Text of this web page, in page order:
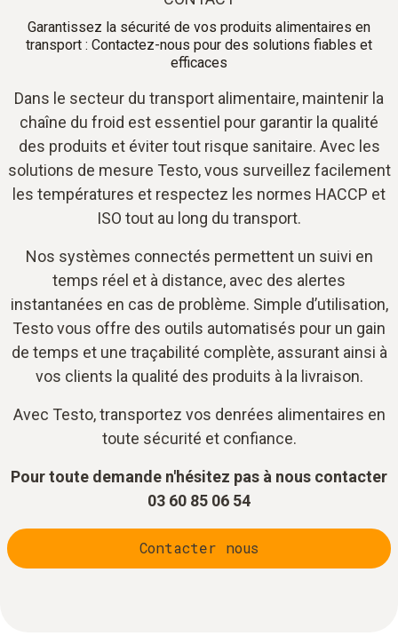
Garantissez la sécurité de vos produits alimentaires en
transport : Contactez-nous pour des solutions fiables et
efficaces
Dans le secteur du transport alimentaire, maintenir la
chaîne du froid est essentiel pour garantir la qualité
des produits et éviter tout risque sanitaire. Avec les
solutions de mesure Testo, vous surveillez facilement
les températures et respectez les normes HACCP et
ISO tout au long du transport.
Nos systèmes connectés permettent un suivi en
temps réel et à distance, avec des alertes
instantanées en cas de problème. Simple d’utilisation,
Testo vous offre des outils automatisés pour un gain
de temps et une traçabilité complète, assurant ainsi à
vos clients la qualité des produits à la livraison.
Avec Testo, transportez vos denrées alimentaires en
toute sécurité et confiance.
Pour toute demande n'hésitez pas à nous contacter
03 60 85 06 54
Contacter nous